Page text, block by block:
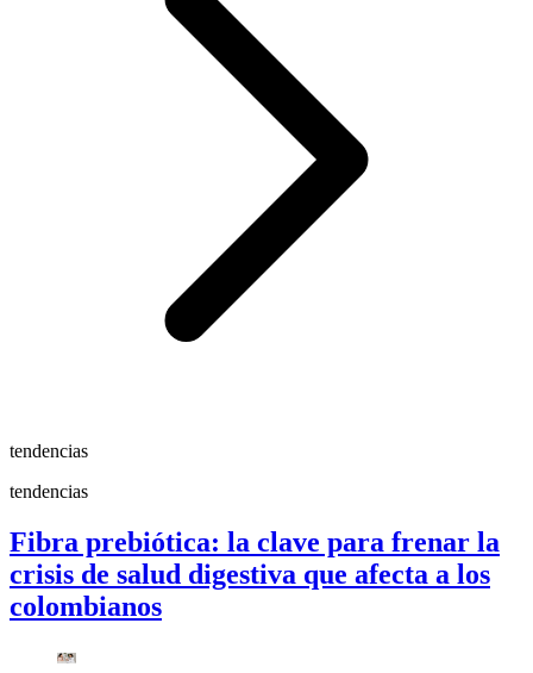
tendencias
tendencias
Fibra prebiótica: la clave para frenar la
crisis de salud digestiva que afecta a los
colombianos